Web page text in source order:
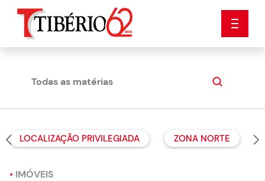
Todas as matérias Dicas
LOCALIZAÇÃO PRIVILEGIADA ZONA NORTE
• IMÓVEIS